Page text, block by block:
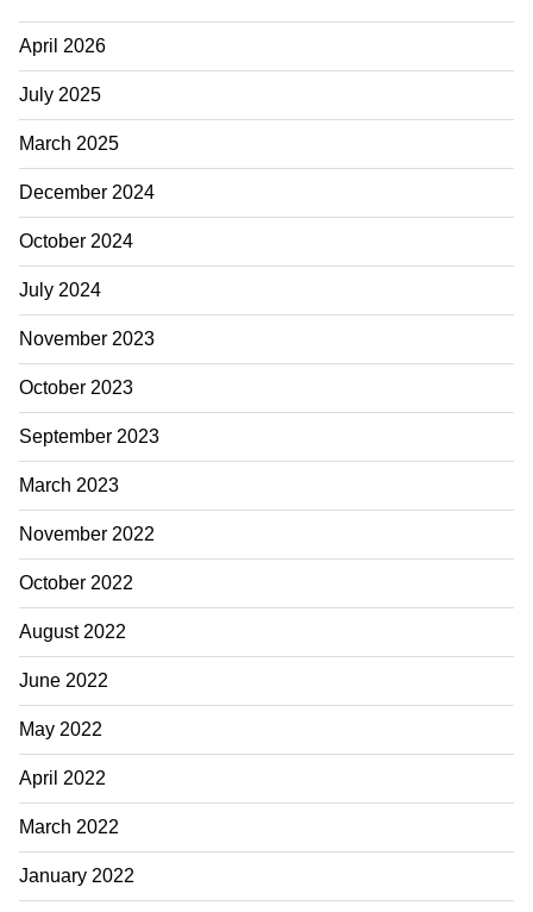
e
b
o
o
k
d
I
n
a
g
r
a
m
April 2026
July 2025
March 2025
December 2024
October 2024
July 2024
November 2023
October 2023
September 2023
March 2023
November 2022
October 2022
August 2022
June 2022
May 2022
April 2022
March 2022
January 2022